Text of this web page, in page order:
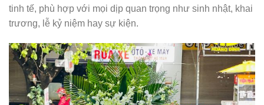
tinh tế, phù hợp với mọi dịp quan trọng như sinh nhật, khai
trương, lễ kỷ niệm hay sự kiện.